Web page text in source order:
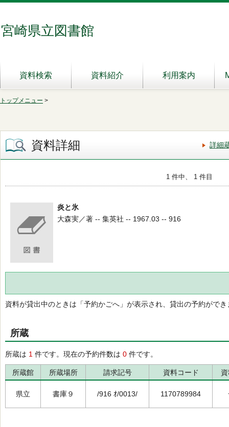
宮崎県立図書館
資料検索 資料紹介 利用案内
トップメニュー >
資料詳細 詳細
1 件中、 1 件目
炎と氷
大森実／著 -- 集英社 -- 1967.03 -- 916
資料が貸出中のときは「予約かごへ」が表示され、貸出の予約ができ
所蔵
所蔵は 1 件です。現在の予約件数は 0 件です。
所蔵館 所蔵場所 請求記号 資料コード
県立 書庫９ /916 ｵ/0013/ 1170789984